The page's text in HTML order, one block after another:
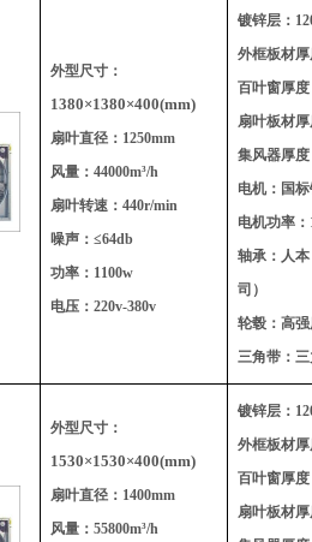
外型尺寸：
1380×1380×400(mm)
扇叶直径：1250mm
风量：44000m³/h
扇叶转速：440r/min
噪声：≤64db
功率：1100w
电压：220v-380v
镀锌层：
外框板材
百叶窗厚度
扇叶板材
集风器厚
电机：国
电机功率
轴承：人
司）
轮毂：高
三角带：
外型尺寸：
1530×1530×400(mm)
扇叶直径：1400mm
风量：55800m³/h
镀锌层：
外框板材
百叶窗厚度
扇叶板材